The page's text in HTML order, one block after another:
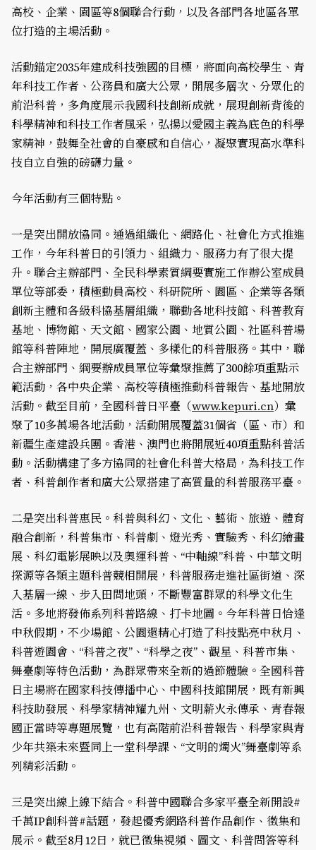
高校、企業、園區等8個聯合行動，以及各部門各地區各單
位打造的主場活動。
活動錨定2035年建成科技強國的目標，將面向高校學生、青
年科技工作者、公務員和廣大公眾，開展多層次、分眾化的
前沿科普，多角度展示我國科技創新成就，展現創新背後的
科學精神和科技工作者風采，弘揚以愛國主義為底色的科學
家精神，鼓舞全社會的自豪感和自信心，凝聚實現高水準科
技自立自強的磅礴力量。
今年活動有三個特點。
一是突出開放協同。通過組織化、網路化、社會化方式推進
工作，今年科普日的引領力、組織力、服務力有了很大提
升。聯合主辦部門、全民科學素質綱要實施工作辦公室成員
單位等部委，積極動員高校、科研院所、園區、企業等各類
創新主體和各級科協基層組織，聯動各地科技館、科普教育
基地、博物館、天文館、國家公園、地質公園、社區科普場
館等科普陣地，開展廣覆蓋、多樣化的科普服務。其中，聯
合主辦部門、綱要辦成員單位等彙聚推薦了300餘項重點示
範活動，各中央企業、高校等積極推動科普報告、基地開放
活動。截至目前，全國科普日平臺（www.kepuri.cn）彙
聚了10多萬場各地活動，活動開展覆蓋31個省（區、市）和
新疆生產建設兵團。香港、澳門也將開展近40項重點科普活
動。活動構建了多方協同的社會化科普大格局，為科技工作
者、科普創作者和廣大公眾搭建了高質量的科普服務平臺。
二是突出科普惠民。科普與科幻、文化、藝術、旅遊、體育
融合創新，科普集市、科普劇、燈光秀、實驗秀、科幻繪畫
展、科幻電影展映以及奧運科普、“中軸線”科普、中華文明
探源等各類主題科普競相開展，科普服務走進社區街道、深
入基層一線、步入田間地頭，不斷豐富群眾的科學文化生
活。多地將發佈系列科普路線、打卡地圖。今年科普日恰逢
中秋假期，不少場館、公園還精心打造了科技點亮中秋月、
科普遊園會、“科普之夜”、“科學之夜”、觀星、科普市集、
舞臺劇等特色活動，為群眾帶來全新的過節體驗。全國科普
日主場將在國家科技傳播中心、中國科技館開展，既有新興
科技助發展、科學家精神耀九州、文明薪火永傳承、青春報
國正當時等專題展覽，也有高階前沿科普報告、科學家與青
少年共築未來暨同上一堂科學課、“文明的燭火”舞臺劇等系
列精彩活動。
三是突出線上線下結合。科普中國聯合多家平臺全新開設#
千萬IP創科普#話題，發起優秀網路科普作品創作、徵集和
展示。截至8月12日，就已徵集視頻、圖文、科普問答等科